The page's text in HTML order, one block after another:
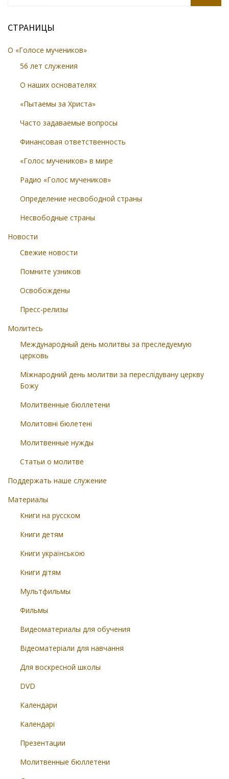
СТРАНИЦЫ
О «Голосе мучеников»
56 лет служения
О наших основателях
«Пытаемы за Христа»
Часто задаваемые вопросы
Финансовая ответственность
«Голос мучеников» в мире
Радио «Голос мучеников»
Определение несвободной страны
Несвободные страны
Новости
Свежие новости
Помните узников
Освобождены
Пресс-релизы
Молитесь
Международный день молитвы за преследуемую
церковь
Міжнародний день молитви за переслідувану церкву
Божу
Молитвенные бюллетени
Молитовні бюлетені
Молитвенные нужды
Статьи о молитве
Поддержать наше служение
Материалы
Книги на русском
Книги детям
Книги українською
Книги дітям
Мультфильмы
Фильмы
Видеоматериалы для обучения
Відеоматеріали для навчання
Для воскресной школы
DVD
Календари
Календарі
Презентации
Молитвенные бюллетени